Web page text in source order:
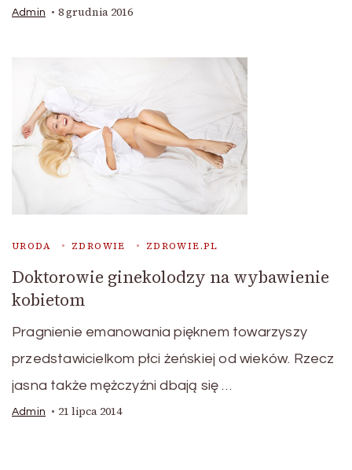
Admin 8 grudnia 2016
URODA ZDROWIE ZDROWIE.PL
Doktorowie ginekolodzy na wybawienie
kobietom
Pragnienie emanowania pięknem towarzyszy
przedstawicielkom płci żeńskiej od wieków. Rzecz
jasna także mężczyźni dbają się …
Admin 21 lipca 2014